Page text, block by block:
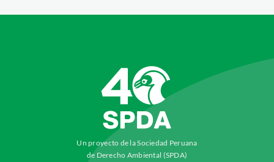
Un proyecto de la Sociedad Peruana
de Derecho Ambiental (SPDA)